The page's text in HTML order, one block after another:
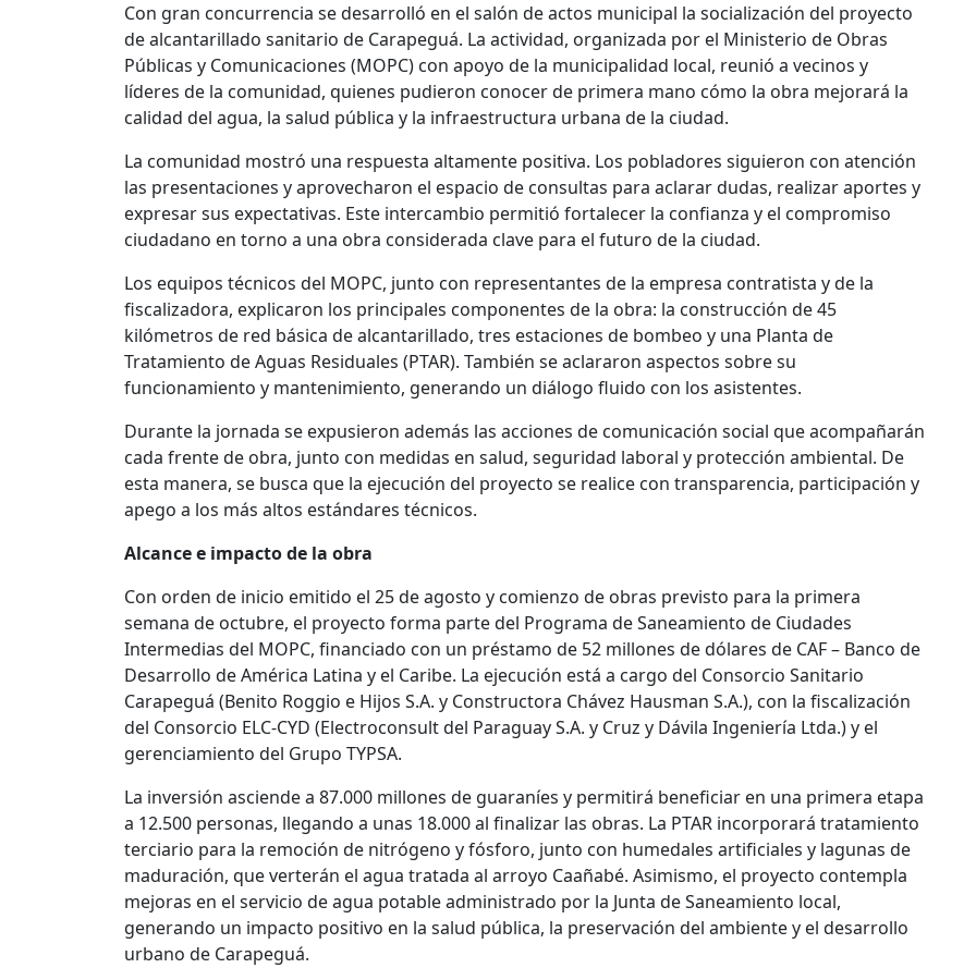
Con gran concurrencia se desarrolló en el salón de actos municipal la socialización del proyecto
de alcantarillado sanitario de Carapeguá. La actividad, organizada por el Ministerio de Obras
Públicas y Comunicaciones (MOPC) con apoyo de la municipalidad local, reunió a vecinos y
líderes de la comunidad, quienes pudieron conocer de primera mano cómo la obra mejorará la
calidad del agua, la salud pública y la infraestructura urbana de la ciudad.
La comunidad mostró una respuesta altamente positiva. Los pobladores siguieron con atención
las presentaciones y aprovecharon el espacio de consultas para aclarar dudas, realizar aportes y
expresar sus expectativas. Este intercambio permitió fortalecer la confianza y el compromiso
ciudadano en torno a una obra considerada clave para el futuro de la ciudad.
Los equipos técnicos del MOPC, junto con representantes de la empresa contratista y de la
fiscalizadora, explicaron los principales componentes de la obra: la construcción de 45
kilómetros de red básica de alcantarillado, tres estaciones de bombeo y una Planta de
Tratamiento de Aguas Residuales (PTAR). También se aclararon aspectos sobre su
funcionamiento y mantenimiento, generando un diálogo fluido con los asistentes.
Durante la jornada se expusieron además las acciones de comunicación social que acompañarán
cada frente de obra, junto con medidas en salud, seguridad laboral y protección ambiental. De
esta manera, se busca que la ejecución del proyecto se realice con transparencia, participación y
apego a los más altos estándares técnicos.
Alcance e impacto de la obra
Con orden de inicio emitido el 25 de agosto y comienzo de obras previsto para la primera
semana de octubre, el proyecto forma parte del Programa de Saneamiento de Ciudades
Intermedias del MOPC, financiado con un préstamo de 52 millones de dólares de CAF – Banco de
Desarrollo de América Latina y el Caribe. La ejecución está a cargo del Consorcio Sanitario
Carapeguá (Benito Roggio e Hijos S.A. y Constructora Chávez Hausman S.A.), con la fiscalización
del Consorcio ELC-CYD (Electroconsult del Paraguay S.A. y Cruz y Dávila Ingeniería Ltda.) y el
gerenciamiento del Grupo TYPSA.
La inversión asciende a 87.000 millones de guaraníes y permitirá beneficiar en una primera etapa
a 12.500 personas, llegando a unas 18.000 al finalizar las obras. La PTAR incorporará tratamiento
terciario para la remoción de nitrógeno y fósforo, junto con humedales artificiales y lagunas de
maduración, que verterán el agua tratada al arroyo Caañabé. Asimismo, el proyecto contempla
mejoras en el servicio de agua potable administrado por la Junta de Saneamiento local,
generando un impacto positivo en la salud pública, la preservación del ambiente y el desarrollo
urbano de Carapeguá.